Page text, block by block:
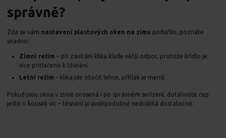
správně?
Zda se vám nastavení plastových oken na zimu podařilo, poznáte
snadno:
Zimní režim – při zavírání klika klade větší odpor, protože křídlo je
více přitlačeno k těsnění.
Letní režim – klika jde otočit lehce, přítlak je menší.
Pokud jsou okna v zimě orosená i po správném seřízení, dotáhněte čep
ještě o kousek víc – těsnění pravděpodobně nedoléhá dostatečně.